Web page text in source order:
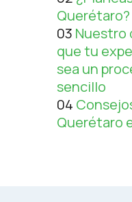
Querétaro?
03 Nuestro
que tu
sea un
sencillo
04
Querétaro